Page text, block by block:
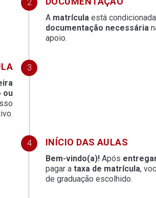
A matrícula está
documentação necessária
apoio.
ou
INÍCIO DAS AULAS
Bem-vindo(a)! Após
pagar a taxa de matrícula,
de graduação escolhido.